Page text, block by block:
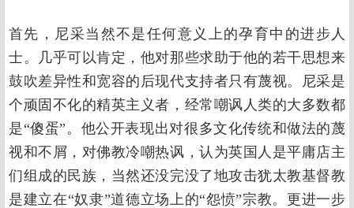
首先，尼采当然不是任何意义上的孕育中的进步人
士。几乎可以肯定，他对那些求助于他的若干思想来
鼓吹差异性和宽容的后现代支持者只有蔑视。尼采是
个顽固不化的精英主义者，经常嘲讽人类的大多数都
是“傻蛋”。他公开表现出对很多文化传统和做法的蔑
视和不屑，对佛教冷嘲热讽，认为英国人是平庸店主
们组成的民族，当然还没完没了地攻击犹太教基督教
是建立在“奴隶”道德立场上的“怨愤”宗教。更进一步